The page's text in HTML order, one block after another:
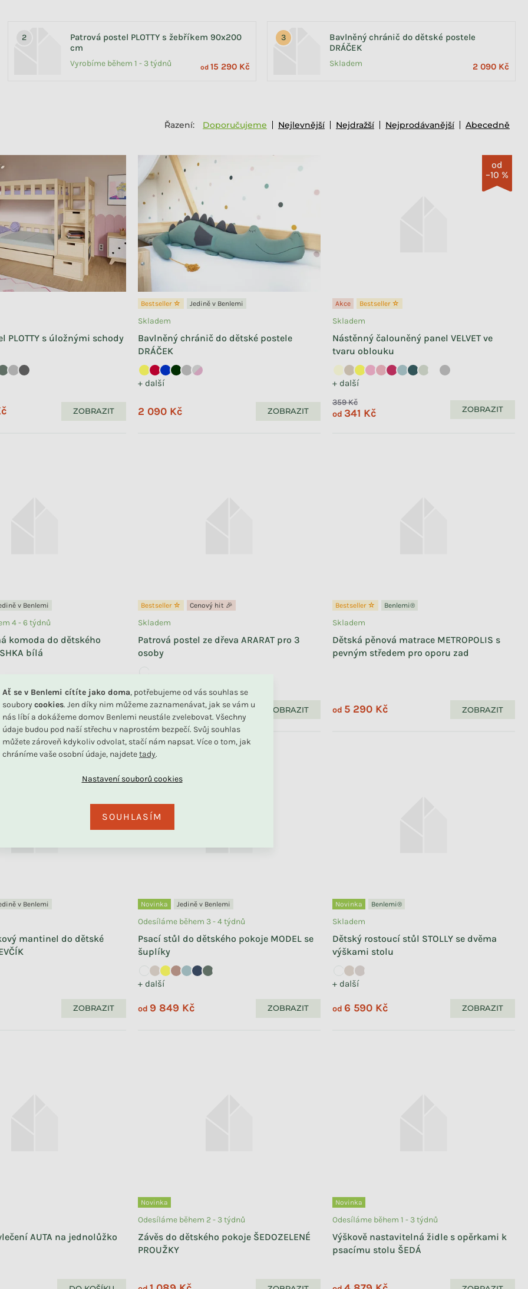
Ať se v Benlemi cítíte jako doma, potřebujeme od vás souhlas se
soubory cookies. Jen díky nim můžeme zaznamenávat, jak se vám u
nás líbí a dokážeme domov Benlemi neustále zvelebovat. Všechny
údaje budou pod naší střechu v naprostém bezpečí. Svůj souhlas
můžete zároveň kdykoliv odvolat, stačí nám napsat. Více o tom, jak
chráníme vaše osobní údaje, najdetetady.
SOUHLASÍM
Patrová postel PLOTTY s žebříkem 90x200
cm
Vyrobíme během 1 - 3 týdnů od 15 290 Kč
Bavlněný chránič do dětské postele
DRÁČEK
Skladem 2 090 Kč
Doporučujeme Nejlevnější Nejdražší Nejprodávanější Abecedně
PLOTTY s úložnými schody
ZOBRAZIT
Bestseller ☆ Jedině v Benlemi
Bavlněný chránič do dětské postele
DRÁČEK
+ další
Skladem
2 090 Kč ZOBRAZIT
od
–10 %
Akce Bestseller ☆
Nástěnný čalouněný panel VELVET ve
tvaru oblouku
+ další
Skladem
359 Kč
od 341 Kč ZOBRAZIT
v Benlemi
komoda do dětského
bílá
4 - 6 týdnů
DO KOŠÍKU
Bestseller ☆ Cenový hit 🎉
Patrová postel ze dřeva ARARAT pro 3
osoby
Skladem
od11 090 Kč ZOBRAZIT
Bestseller ☆ Benlemi®
Dětská pěnová matrace METROPOLIS s
pevným středem pro oporu zad
Skladem
od 5 290 Kč ZOBRAZIT
v Benlemi
mantinel do dětské
ZOBRAZIT
Novinka Jedině v Benlemi
Psací stůl do dětského pokoje MODEL se
šuplíky
+ další
Odesíláme během 3 - 4 týdnů
od 9 849 Kč ZOBRAZIT
Novinka Benlemi®
Dětský rostoucí stůl STOLLY se dvěma
výškami stolu
+ další
Skladem
od 6 590 Kč ZOBRAZIT
AUTA na jednolůžko
Novinka
Závěs do dětského pokoje ŠEDOZELENÉ
PROUŽKY
Odesíláme během 2 - 3 týdnů
Novinka
Výškově nastavitelná židle s opěrkami k
psacímu stolu ŠEDÁ
Odesíláme během 1 - 3 týdnů